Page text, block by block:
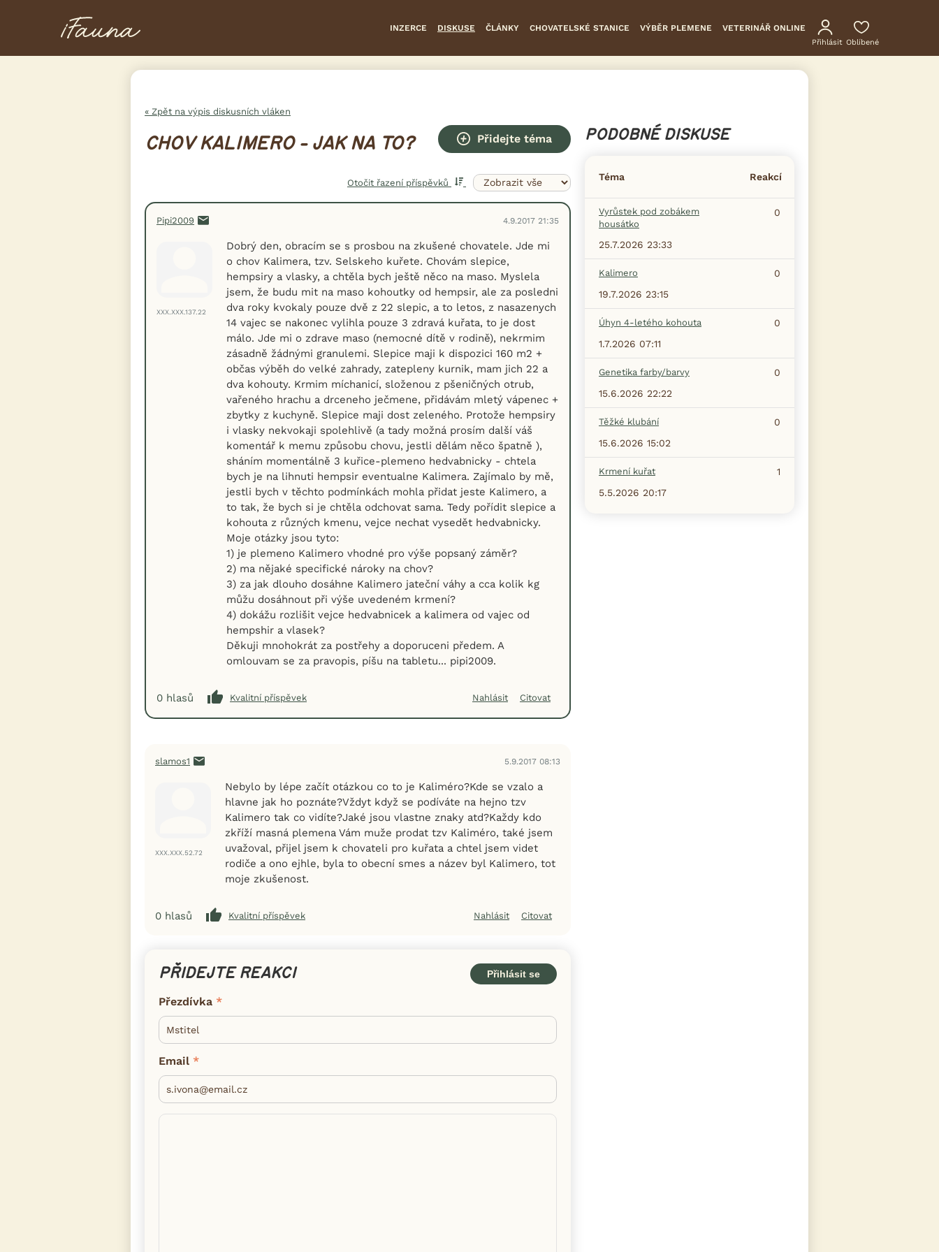
INZERCE DISKUSE ČLÁNKY CHOVATELSKÉ STANICE VÝBĚR PLEMENE VETERINÁŘ ONLINE
Přihlásit Oblíbené
« Zpět na výpis diskusních vláken
CHOV KALIMERO - JAK NA TO? Přidejte téma
Otočit řazení příspěvků
Pipi2009 4.9.2017 21:35
XXX.XXX.137.22
Dobrý den, obracím se s prosbou na zkušené chovatele. Jde mi
o chov Kalimera, tzv. Selskeho kuřete. Chovám slepice,
hempsiry a vlasky, a chtěla bych ještě něco na maso. Myslela
jsem, že budu mit na maso kohoutky od hempsir, ale za posledni
dva roky kvokaly pouze dvě z 22 slepic, a to letos, z nasazenych
14 vajec se nakonec vylihla pouze 3 zdravá kuřata, to je dost
málo. Jde mi o zdrave maso (nemocné dítě v rodině), nekrmim
zásadně žádnými granulemi. Slepice maji k dispozici 160 m2 +
občas výběh do velké zahrady, zatepleny kurnik, mam jich 22 a
dva kohouty. Krmim míchanicí, složenou z pšeničných otrub,
vařeného hrachu a drceneho ječmene, přidávám mletý vápenec +
zbytky z kuchyně. Slepice maji dost zeleného. Protože hempsiry
i vlasky nekvokaji spolehlivě (a tady možná prosím další váš
komentář k memu způsobu chovu, jestli dělám něco špatně ),
sháním momentálně 3 kuřice-plemeno hedvabnicky - chtela
bych je na lihnuti hempsir eventualne Kalimera. Zajímalo by mě,
jestli bych v těchto podmínkách mohla přidat jeste Kalimero, a
to tak, že bych si je chtěla odchovat sama. Tedy pořídit slepice a
kohouta z různých kmenu, vejce nechat vysedět hedvabnicky.
Moje otázky jsou tyto:
1) je plemeno Kalimero vhodné pro výše popsaný záměr?
2) ma nějaké specifické nároky na chov?
3) za jak dlouho dosáhne Kalimero jateční váhy a cca kolik kg
můžu dosáhnout při výše uvedeném krmení?
4) dokážu rozlišit vejce hedvabnicek a kalimera od vajec od
hempshir a vlasek?
Děkuji mnohokrát za postřehy a doporuceni předem. A
omlouvam se za pravopis, píšu na tabletu... pipi2009.
0 hlasů Kvalitní příspěvek Nahlásit Citovat
slamos1 5.9.2017 08:13
XXX.XXX.52.72
Nebylo by lépe začít otázkou co to je Kaliméro?Kde se vzalo a
hlavne jak ho poznáte?Vždyt když se podíváte na hejno tzv
Kalimero tak co vidíte?Jaké jsou vlastne znaky atd?Každy kdo
zkříží masná plemena Vám muže prodat tzv Kaliméro, také jsem
uvažoval, přijel jsem k chovateli pro kuřata a chtel jsem videt
rodiče a ono ejhle, byla to obecní smes a název byl Kalimero, tot
moje zkušenost.
0 hlasů Kvalitní příspěvek Nahlásit Citovat
PŘIDEJTE REAKCI Přihlásit se
Přezdívka
Email
PODOBNÉ DISKUSE
Téma Reakcí
Vyrůstek pod zobákem
housátko
0
25.7.2026 23:33
Kalimero
0
19.7.2026 23:15
Úhyn 4-letého kohouta
0
1.7.2026 07:11
Genetika farby/barvy
0
15.6.2026 22:22
Těžké klubání
0
15.6.2026 15:02
Krmení kuřat
1
5.5.2026 20:17